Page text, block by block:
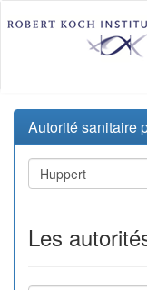
Autorité sanitaire
Les